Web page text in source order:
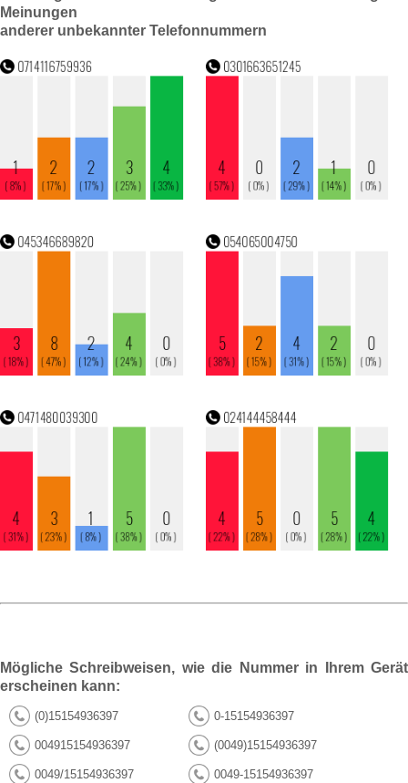
Meinungen
anderer unbekannter Telefonnummern
Mögliche Schreibweisen, wie die Nummer in Ihrem Gerät
erscheinen kann:
(0)15154936397 0-15154936397
004915154936397 (0049)15154936397
0049/15154936397 0049-15154936397